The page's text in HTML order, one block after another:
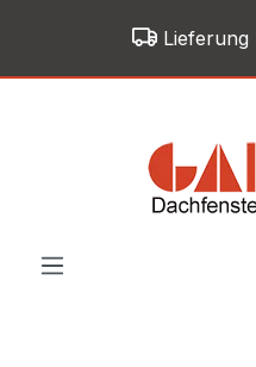
Zum Hauptinhalt springen
Lieferung